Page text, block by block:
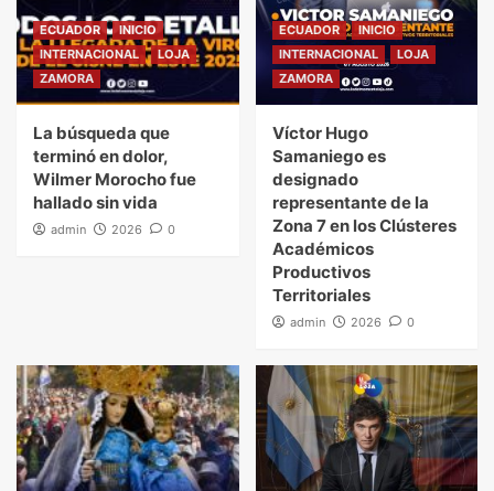
ECUADOR
INICIO
INTERNACIONAL
LOJA
ZAMORA
La búsqueda que
terminó en dolor,
Wilmer Morocho fue
hallado sin vida
admin 2026 0
ECUADOR
INICIO
INTERNACIONAL
LOJA
ZAMORA
Víctor Hugo
Samaniego es
designado
representante de la
Zona 7 en los Clústeres
Académicos
Productivos
Territoriales
admin 2026 0